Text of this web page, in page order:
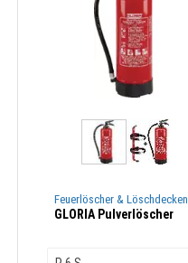
Feuerlöscher & Löschdecken
GLORIA Pulverlöscher